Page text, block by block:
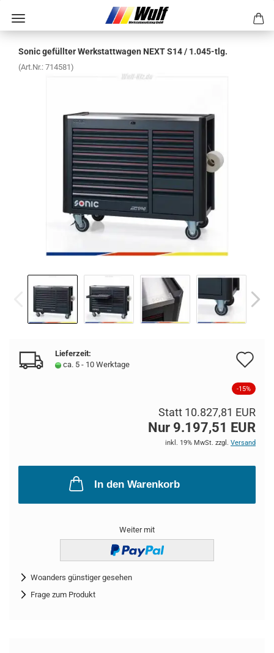
Sonic ge­füll­ter Werk­statt­wa­gen NEXT S14 / 1.045-​tlg.
(Art.Nr.: 714581)
Lieferzeit:
ca. 5 - 10 Werktage
-15%
Statt 10.827,81 EUR
Nur 9.197,51 EUR
inkl. 19% MwSt. zzgl. Versand
In den Warenkorb
Weiter mit
Woanders günstiger gesehen
Frage zum Produkt